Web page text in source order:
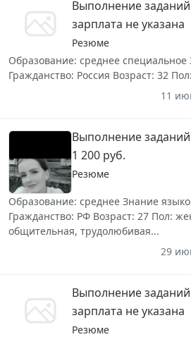
Выполнение заданий
зарплата не указана
Резюме
Образование: среднее специальное
Гражданство: Россия Возраст: 32
11
Выполнение
1 200 руб.
Резюме
Образование: среднее Знание
Гражданство: РФ Возраст: 27 Пол:
общительная, трудолюбивая...
29
Выполнение заданий
зарплата не указана
Резюме